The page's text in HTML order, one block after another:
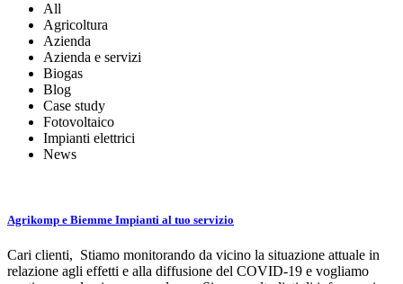
All
Agricoltura
Azienda
Azienda e servizi
Biogas
Blog
Case study
Fotovoltaico
Impianti elettrici
News
Agrikomp e Biemme Impianti al tuo servizio
Cari clienti, Stiamo monitorando da vicino la situazione attuale in
relazione agli effetti e alla diffusione del COVID-19 e vogliamo